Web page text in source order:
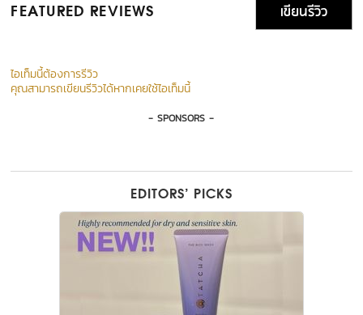
FEATURED REVIEWS เขียนรีวิว
ไอเท็มนี้ต้องการรีวิว
คุณสามารถเขียนรีวิวได้หากเคยใช้ไอเท็มนี้
- SPONSORS -
EDITORS’ PICKS